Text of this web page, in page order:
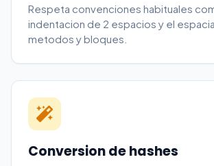
Respeta convenciones habituales
indentacion de 2 espacios y el
metodos y bloques.
Conversion de hashes